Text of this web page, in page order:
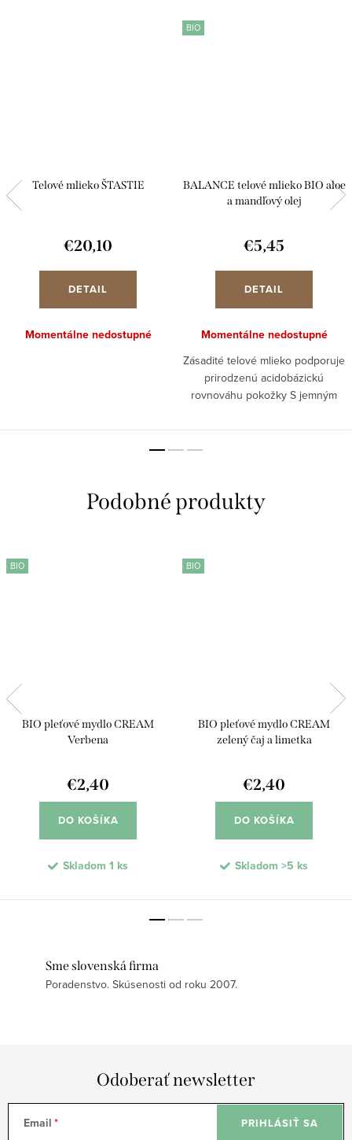
Telové mlieko ŠTASTIE
€20,10
DETAIL
Momentálne nedostupné
BIO
BALANCE telové mlieko BIO aloe
a mandľový olej
€5,45
DETAIL
Momentálne nedostupné
Zásadité telové mlieko podporuje
prirodzenú acidobázickú
rovnováhu pokožky S jemným
vyživuje a hydratuje pokožku.
BIO
BIO pleťové mydlo CREAM
Verbena
€2,40
DO KOŠÍKA
Skladom 1 ks
BIO
BIO pleťové mydlo CREAM
zelený čaj a limetka
€2,40
DO KOŠÍKA
Skladom >5 ks
Sme slovenská firma
Poradenstvo. Skúsenosti od roku 2007.
Odoberať newsletter
Email PRIHLÁSIŤ SA